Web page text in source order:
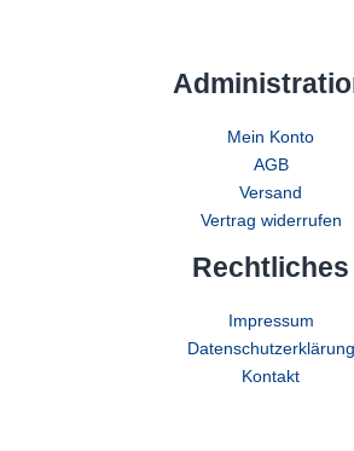
Mein Konto
AGB
Versand
Vertrag widerrufen
Rechtliches
Impressum
Datenschutzerklärung
Kontakt